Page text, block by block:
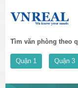
Tìm văn phòng theo
Quận 1 Quận 3